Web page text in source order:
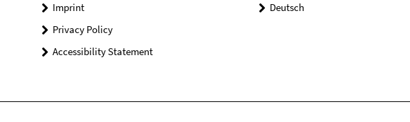
Imprint
Privacy Policy
Accessibility Statement
Deutsch